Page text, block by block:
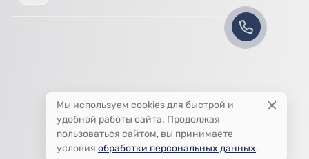
Мы используем cookies для быстрой и
удобной работы сайта. Продолжая
пользоваться сайтом, вы принимаете
условия обработки персональных данных.